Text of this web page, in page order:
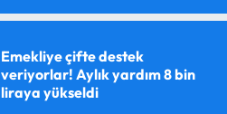
Emekliye çifte destek
veriyorlar! Aylık yardım 8 bin
liraya yükseldi